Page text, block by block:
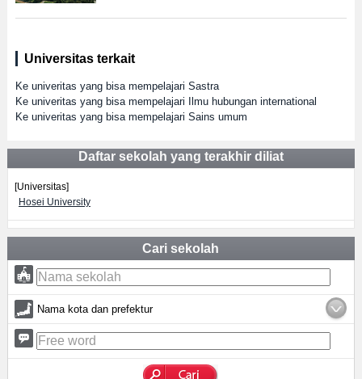
Universitas terkait
Ke univeritas yang bisa mempelajari Sastra
Ke univeritas yang bisa mempelajari Ilmu hubungan international
Ke univeritas yang bisa mempelajari Sains umum
Daftar sekolah yang terakhir diliat
[Universitas]
Hosei University
Cari sekolah
Nama kota dan prefektur